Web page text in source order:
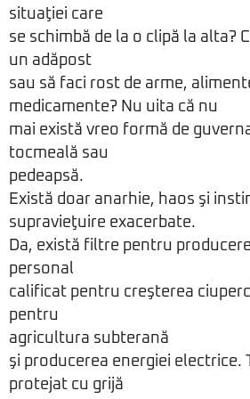
situaţiei care
se schimbă de la o clipă la alta?
un adăpost
sau să faci rost de arme,
medicamente? Nu uita că nu
mai există vreo formă de
tocmeală sau
pedeapsă.
Există doar anarhie, haos şi
supravieţuire exacerbate.
Da, există filtre pentru
personal
calificat pentru creşterea
pentru
agricultura subterană
şi producerea energiei electrice.
protejat cu grijă